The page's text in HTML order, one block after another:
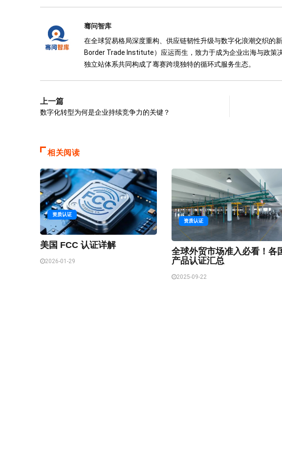
骞问智库
在全球贸易格局深度重构、供应链韧性升级与数字化浪潮交织的
Border Trade Institute）应运而生，致力于成为企业出海与政策
独立站体系共同构成了骞赛跨境独特的循环式服务生态。
上一篇
数字化转型为何是企业持续竞争力的关键？
相关阅读
资质认证
美国 FCC 认证详解
2026-01-29
资质认证
全球外贸市场准入必看！各
产品认证汇总
2025-09-22